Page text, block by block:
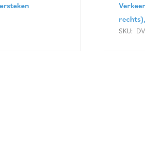
Verkeersbord voetgangers